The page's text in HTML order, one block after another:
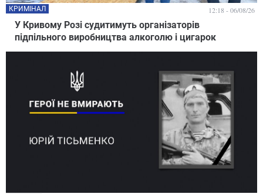
У Кривому Розі судитимуть організаторів
підпільного виробництва алкоголю і цигарок
КРИМІНАЛ 12:18 - 06/08/26